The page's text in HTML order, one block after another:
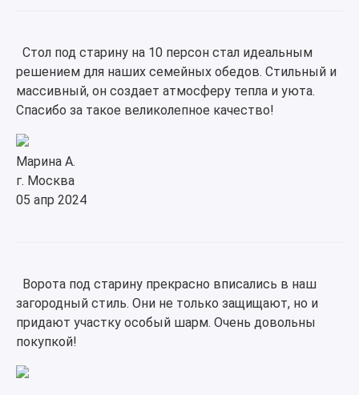
Стол под старину на 10 персон стал идеальным
решением для наших семейных обедов. Стильный и
массивный, он создает атмосферу тепла и уюта.
Спасибо за такое великолепное качество!
Марина А.
г. Москва
05 апр 2024
Ворота под старину прекрасно вписались в наш
загородный стиль. Они не только защищают, но и
придают участку особый шарм. Очень довольны
покупкой!